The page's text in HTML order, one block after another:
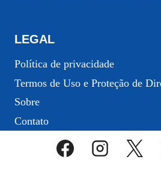
LEGAL
Política de privacidade
Termos de Uso e Proteção de
Sobre
Contato